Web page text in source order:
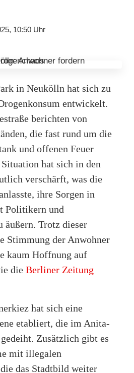
10:50 Uhr
in Neukölln hat sich zu
entwickelt.
berichten von
die fast rund um die
und offenen Feuer
hat sich in den
verschärft, was die
ihre Sorgen in
Politikern und
äußern. Trotz dieser
Stimmung der Anwohner
kaum Hoffnung auf
die Berliner Zeitung
hat sich eine
etabliert, die im Anita-
Zusätzlich gibt es
mit illegalen
das Stadtbild weiter